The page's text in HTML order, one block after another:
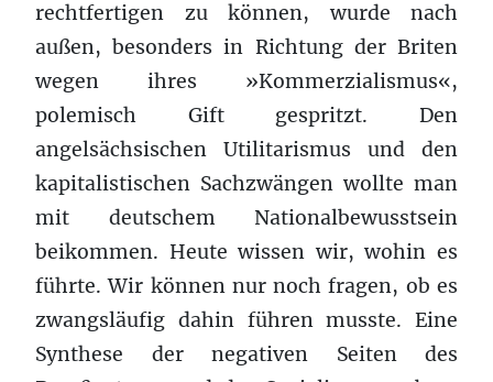
rechtfertigen zu können, wurde nach
außen, besonders in Richtung der Briten
wegen ihres »Kommerzialismus«,
polemisch Gift gespritzt. Den
angelsächsischen Utilitarismus und den
kapitalistischen Sachzwängen wollte man
mit deutschem Nationalbewusstsein
beikommen. Heute wissen wir, wohin es
führte. Wir können nur noch fragen, ob es
zwangsläufig dahin führen musste. Eine
Synthese der negativen Seiten des